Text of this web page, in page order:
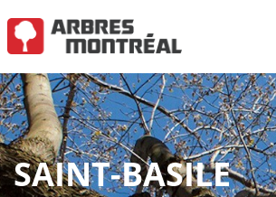
SAINT-BASILE